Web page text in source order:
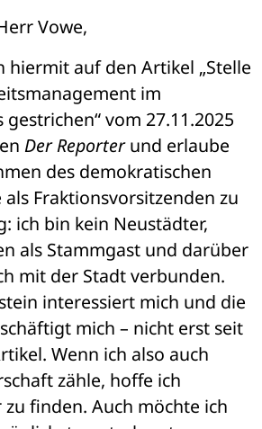
Vowe,
hiermit auf den Artikel „Stelle
im
gestrichen“ vom 27.11.2025
Der Reporter und erlaube
des demokratischen
als Fraktionsvorsitzenden zu
ich bin kein Neustädter,
als Stammgast und darüber
mit der Stadt verbunden.
interessiert mich und die
mich – nicht erst seit
Wenn ich also auch
zähle, hoffe ich
finden. Auch möchte ich